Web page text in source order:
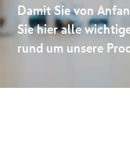
Damit Sie von
Sie hier alle
rund um unsere